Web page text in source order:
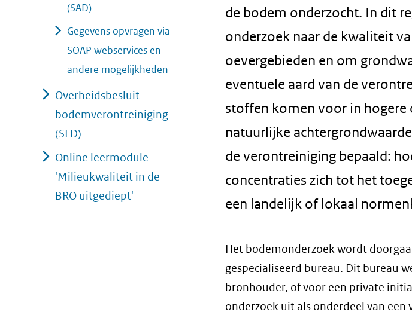
de bodem onderzocht. In dit
onderzoek naar de kwaliteit
oevergebieden en om
eventuele aard van de
stoffen komen voor in hogere
natuurlijke
de verontreiniging bepaald:
concentraties zich tot het
een landelijk of lokaal
Het bodemonderzoek wordt
gespecialiseerd bureau. Dit bureau
bronhouder, of voor een private
onderzoek uit als onderdeel van
(SAD)
Gegevens opvragen via
SOAP webservices en
andere mogelijkheden
Overheidsbesluit
bodemverontreiniging
(SLD)
Online leermodule
'Milieukwaliteit in de
BRO uitgediept'